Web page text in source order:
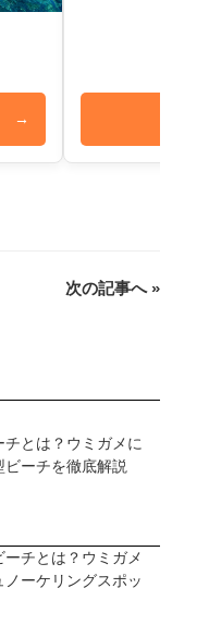
→
次の記事へ »
とは？ウミガメに
ーチを徹底解説
チとは？ウミガメ
ーケリングスポッ